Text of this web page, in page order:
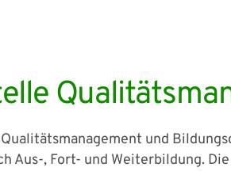
und
Aus-, Fort- und Weiterbildung.